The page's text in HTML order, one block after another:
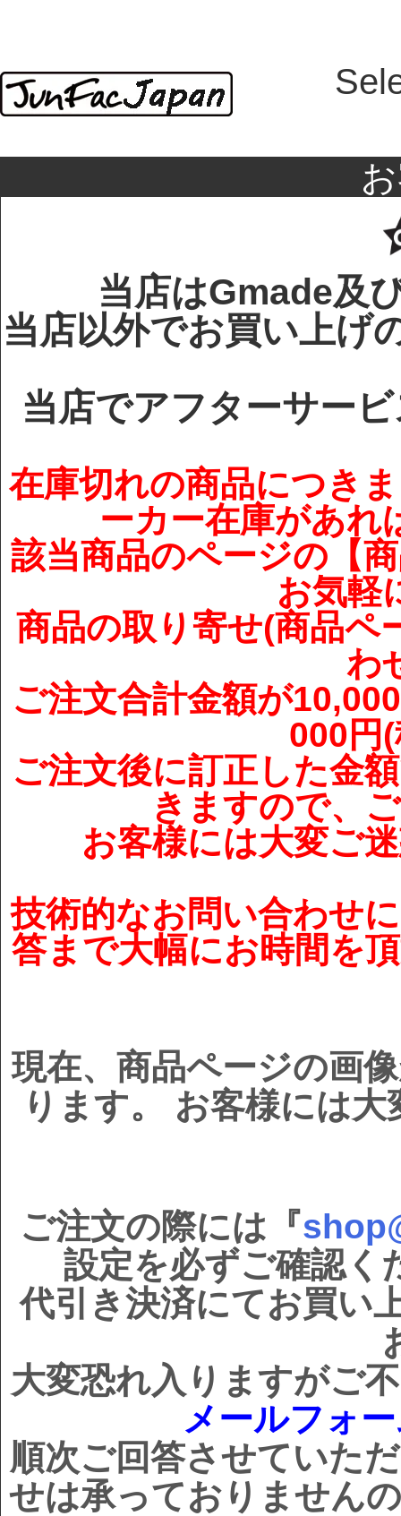
当店はGmade及
当店以外でお買い上げ
当店でアフターサー
在庫切れの商品につき
ーカー在庫があれ
該当商品のページの【
お気軽
商品の取り寄せ(商品ペ
わ
ご注文合計金額が
000円
ご注文後に訂正した金
きますので、
お客様には大変ご
技術的なお問い合わせ
答まで大幅にお時間を
現在、商品ページの画
ります。 お客様には
ご注文の際には『
設定を必ずご確認く
代引き決済にてお買い
大変恐れ入りますがご
メールフォ
順次ご回答させていた
せは承っておりません